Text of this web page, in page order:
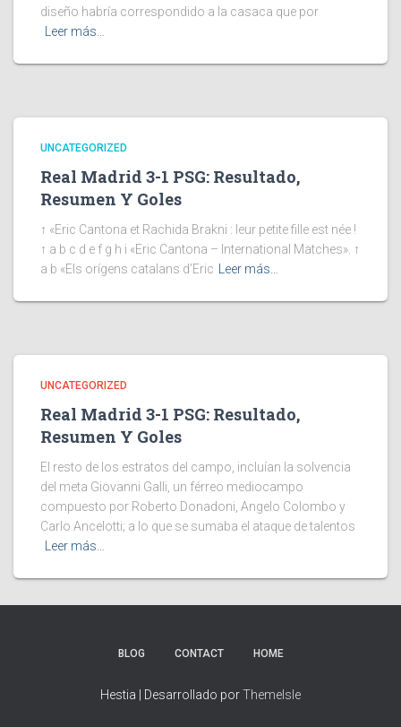
diseño habría correspondido a la casaca que por
Leer más…
UNCATEGORIZED
Real Madrid 3-1 PSG: Resultado,
Resumen Y Goles
↑ «Eric Cantona et Rachida Brakni : leur petite fille est née !
↑ a b c d e f g h i «Eric Cantona – International Matches». ↑
a b «Els orígens catalans d’Eric
Leer más…
UNCATEGORIZED
Real Madrid 3-1 PSG: Resultado,
Resumen Y Goles
El resto de los estratos del campo, incluían la solvencia
del meta Giovanni Galli, un férreo mediocampo
compuesto por Roberto Donadoni, Angelo Colombo y
Carlo Ancelotti; a lo que se sumaba el ataque de talentos
Leer más…
BLOG CONTACT HOME
Hestia | Desarrollado porThemeIsle